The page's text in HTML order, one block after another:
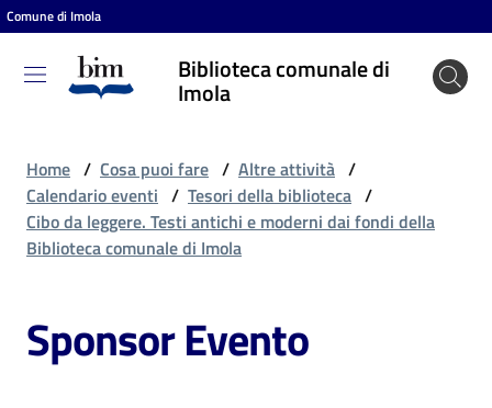
Vai al contenuto
Vai alla navigazione
Vai al footer
Comune di Imola
Biblioteca comunale di
Imola
Biblioteca
comunale
Entra
Cosa
puoi
Home / Cosa puoi fare / Altre attività /
Calendario eventi / Tesori della biblioteca /
Cibo da leggere. Testi antichi e moderni dai fondi della
Biblioteca comunale di Imola
Sponsor Evento